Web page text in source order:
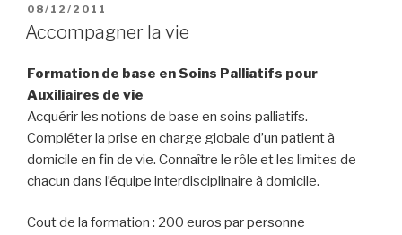
PUBLIÉ
LE
08/12/2011
Accompagner la vie
Formation de base en Soins Palliatifs pour
Auxiliaires de vie
Acquérir les notions de base en soins palliatifs.
Compléter la prise en charge globale d’un patient à
domicile en fin de vie. Connaître le rôle et les limites de
chacun dans l’équipe interdisciplinaire à domicile.
Cout de la formation : 200 euros par personne